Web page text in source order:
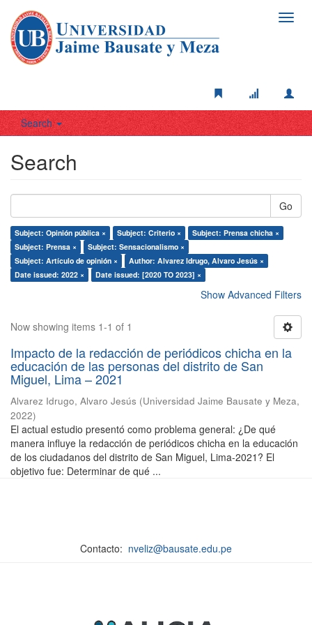
Search
Search
Go
Subject: Opinión pública × Subject: Criterio ×
Subject: Prensa chicha ×
Subject: Prensa ×
Subject: Sensacionalismo ×
Subject: Artículo de opinión ×
Author: Alvarez Idrugo, Alvaro Jesús ×
Date issued: 2022 ×
Date issued: [2020 TO 2023] ×
Show Advanced Filters
Now showing items 1-1 of 1
Impacto de la redacción de periódicos chicha en la
educación de las personas del distrito de San
Miguel, Lima – 2021
Alvarez Idrugo, Alvaro Jesús (Universidad Jaime Bausate y Meza,
2022)
El actual estudio presentó como problema general: ¿De qué
manera influye la redacción de periódicos chicha en la educación
de los ciudadanos del distrito de San Miguel, Lima-2021? El
objetivo fue: Determinar de qué ...
Contacto: nveliz@bausate.edu.pe